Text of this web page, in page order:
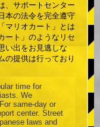
、サポートセンター
本の法令を完全遵守
マリオカート」とは
ート」のようなリセ
い出をお見逃しな
の提供は行っており
time for
We
same-day or
center. Street
laws and